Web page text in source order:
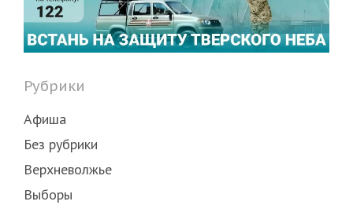
Рубрики
Афиша
Без рубрики
Верхневолжье
Выборы